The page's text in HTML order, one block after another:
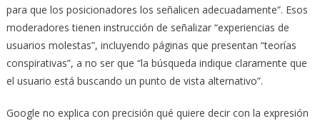
para que los posicionadores los señalicen adecuadamente”. Esos
moderadores tienen instrucción de señalizar “experiencias de
usuarios molestas”, incluyendo páginas que presentan “teorías
conspirativas”, a no ser que “la búsqueda indique claramente que
el usuario está buscando un punto de vista alternativo”.
Google no explica con precisión qué quiere decir con la expresión